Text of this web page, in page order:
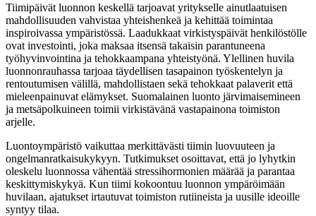
Tiimipäivät luonnon keskellä tarjoavat yritykselle ainutlaatuisen
mahdollisuuden vahvistaa yhteishenkeä ja kehittää toimintaa
inspiroivassa ympäristössä. Laadukkaat virkistyspäivät henkilöstölle
ovat investointi, joka maksaa itsensä takaisin parantuneena
työhyvinvointina ja tehokkaampana yhteistyönä. Ylellinen huvila
luonnonrauhassa tarjoaa täydellisen tasapainon työskentelyn ja
rentoutumisen välillä, mahdollistaen sekä tehokkaat palaverit että
mieleenpainuvat elämykset. Suomalainen luonto järvimaisemineen
ja metsäpolkuineen toimii virkistävänä vastapainona toimiston
arjelle.
Luontoympäristö vaikuttaa merkittävästi tiimin luovuuteen ja
ongelmanratkaisukykyyn. Tutkimukset osoittavat, että jo lyhytkin
oleskelu luonnossa vähentää stressihormonien määrää ja parantaa
keskittymiskykyä. Kun tiimi kokoontuu luonnon ympäröimään
huvilaan, ajatukset irtautuvat toimiston rutiineista ja uusille ideoille
syntyy tilaa.